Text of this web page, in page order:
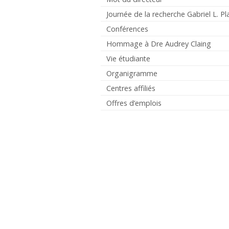
Journée de la recherche Gabriel L.
Conférences
Hommage à Dre Audrey Claing
Vie étudiante
Organigramme
Centres affiliés
Offres d’emplois